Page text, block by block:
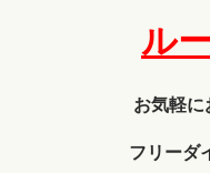
ル
お気軽に
フリーダ